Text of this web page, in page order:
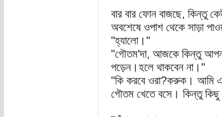
বার বার ফোন বাজছে, কিন্তু
অবশেষে ওপাশ থেকে সাড়া
"হ্যালো।"
"গৌতম'দা, আজকে কিন্তু
পড়েন।হলে থাকবেন না।"
"কি করবে ওরা?করুক। আমি
গৌতম খেতে বসে। কিন্তু